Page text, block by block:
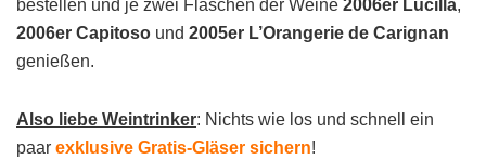
bestellen und je zwei Flaschen der Weine 2006er Lucilla,
2006er Capitoso und 2005er L’Orangerie de Carignan
genießen.
Also liebe Weintrinker: Nichts wie los und schnell ein
paar exklusive Gratis-Gläser sichern!